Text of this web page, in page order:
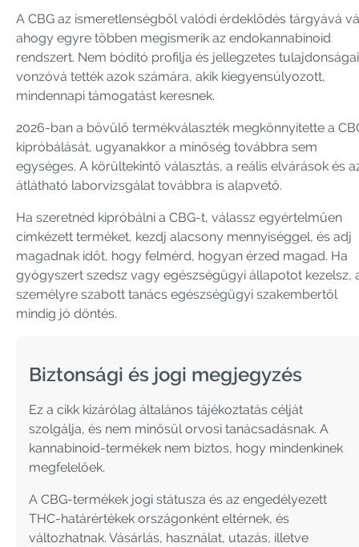
A CBG az ismeretlenségből valódi érdeklődés tárgyává
ahogy egyre többen megismerik az endokannabinoid
rendszert. Nem bódító profilja és jellegzetes tulajdonságai
vonzóvá tették azok számára, akik kiegyensúlyozott,
mindennapi támogatást keresnek.
2026-ban a bővülő termékválaszték megkönnyítette a
kipróbálását, ugyanakkor a minőség továbbra sem
egységes. A körültekintő választás, a reális elvárások és
átlátható laborvizsgálat továbbra is alapvető.
Ha szeretnéd kipróbálni a CBG-t, válassz egyértelműen
címkézett terméket, kezdj alacsony mennyiséggel, és adj
magadnak időt, hogy felmérd, hogyan érzed magad. Ha
gyógyszert szedsz vagy egészségügyi állapotot kezelsz,
személyre szabott tanács egészségügyi szakembertől
mindig jó döntés.
Biztonsági és jogi megjegyzés
Ez a cikk kizárólag általános tájékoztatás célját
szolgálja, és nem minősül orvosi tanácsadásnak. A
kannabinoid-termékek nem biztos, hogy mindenkinek
megfelelőek.
A CBG-termékek jogi státusza és az engedélyezett
THC-határértékek országonként eltérnek, és
változhatnak. Vásárlás, használat, utazás, illetve